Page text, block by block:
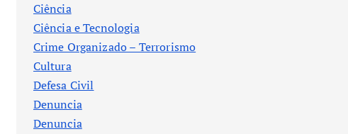
Ciência
Ciência e Tecnologia
Crime Organizado – Terrorismo
Cultura
Defesa Civil
Denuncia
Denuncia